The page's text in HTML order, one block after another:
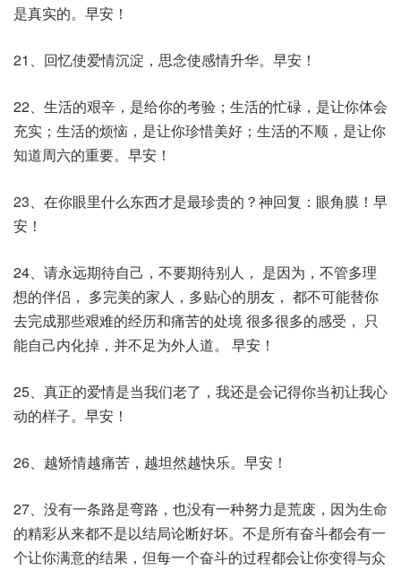
是真实的。早安！
21、回忆使爱情沉淀，思念使感情升华。早安！
22、生活的艰辛，是给你的考验；生活的忙碌，是让你体会
充实；生活的烦恼，是让你珍惜美好；生活的不顺，是让你
知道周六的重要。早安！
23、在你眼里什么东西才是最珍贵的？神回复：眼角膜！早
安！
24、请永远期待自己，不要期待别人， 是因为，不管多理
想的伴侣， 多完美的家人，多贴心的朋友， 都不可能替你
去完成那些艰难的经历和痛苦的处境 很多很多的感受， 只
能自己内化掉，并不足为外人道。 早安！
25、真正的爱情是当我们老了，我还是会记得你当初让我心
动的样子。早安！
26、越矫情越痛苦，越坦然越快乐。早安！
27、没有一条路是弯路，也没有一种努力是荒废，因为生命
的精彩从来都不是以结局论断好坏。不是所有奋斗都会有一
个让你满意的结果，但每一个奋斗的过程都会让你变得与众